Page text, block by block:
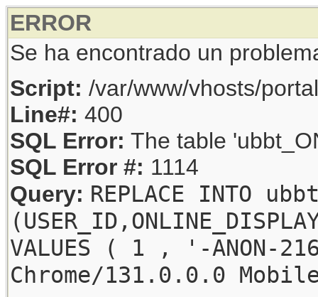
ERROR
Se ha encontrado un
Script: /var/www/vhosts/
Line#: 400
SQL Error: The table
SQL Error #: 1114
Query: REPLACE INTO
VALUES ( 1 , '-
Chrome/131.0.0.0